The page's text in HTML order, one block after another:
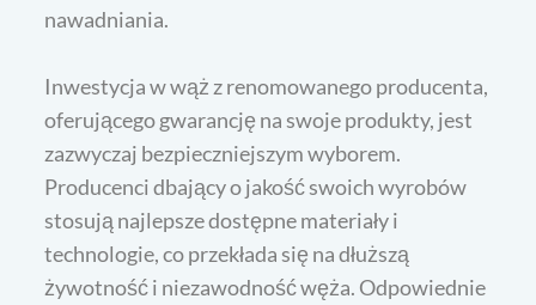
nawadniania.
Inwestycja w wąż z renomowanego producenta,
oferującego gwarancję na swoje produkty, jest
zazwyczaj bezpieczniejszym wyborem.
Producenci dbający o jakość swoich wyrobów
stosują najlepsze dostępne materiały i
technologie, co przekłada się na dłuższą
żywotność i niezawodność węża. Odpowiednie